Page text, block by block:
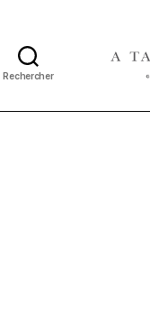
Rechercher